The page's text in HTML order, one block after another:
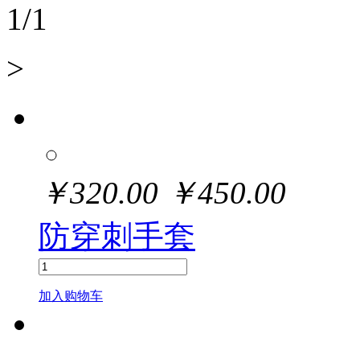
1/1
>
￥320.00 ￥450.00
防穿刺手套
加入购物车